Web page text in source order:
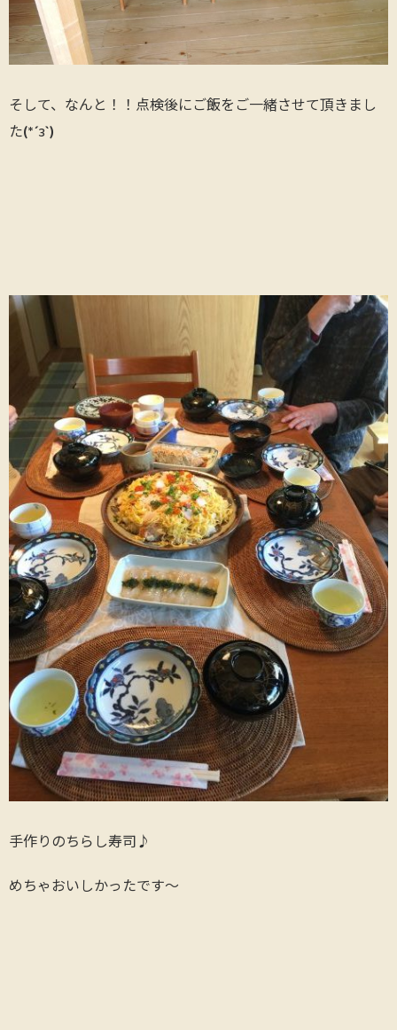
そして、なんと！！点検後にご飯をご一緒させて頂きまし
た(*´з`)
手作りのちらし寿司♪
めちゃおいしかったです～